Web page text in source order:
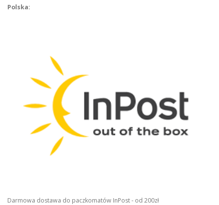
Polska:
Darmowa dostawa do paczkomatów InPost - od 200zł